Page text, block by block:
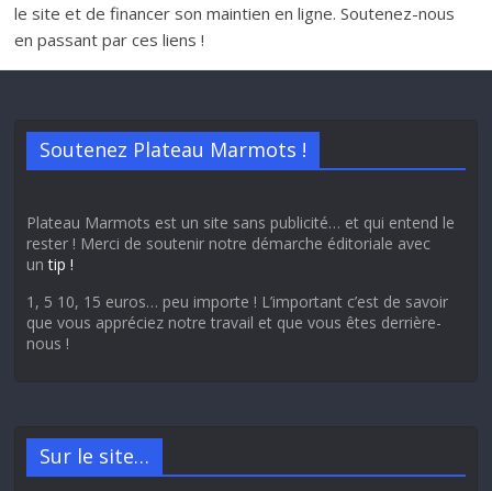
le site et de financer son maintien en ligne. Soutenez-nous
en passant par ces liens !
Soutenez Plateau Marmots !
Plateau Marmots est un site sans publicité… et qui entend le
rester ! Merci de soutenir notre démarche éditoriale avec
untip !
1, 5 10, 15 euros… peu importe ! L’important c’est de savoir
que vous appréciez notre travail et que vous êtes derrière-
nous !
Sur le site…